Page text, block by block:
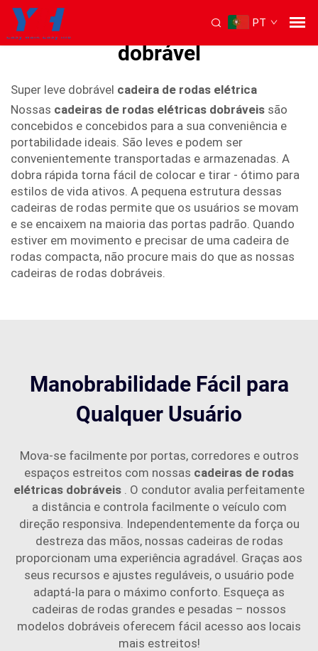
PT
Cadeira de rodas elétrica
dobrável
Super leve dobrável cadeira de rodas elétrica
Nossas cadeiras de rodas elétricas dobráveis são
concebidos e concebidos para a sua conveniência e
portabilidade ideais. São leves e podem ser
convenientemente transportadas e armazenadas. A
dobra rápida torna fácil de colocar e tirar - ótimo para
estilos de vida ativos. A pequena estrutura dessas
cadeiras de rodas permite que os usuários se movam
e se encaixem na maioria das portas padrão. Quando
estiver em movimento e precisar de uma cadeira de
rodas compacta, não procure mais do que as nossas
cadeiras de rodas dobráveis.
Manobrabilidade Fácil para
Qualquer Usuário
Mova-se facilmente por portas, corredores e outros
espaços estreitos com nossas cadeiras de rodas
elétricas dobráveis . O condutor avalia perfeitamente
a distância e controla facilmente o veículo com
direção responsiva. Independentemente da força ou
destreza das mãos, nossas cadeiras de rodas
proporcionam uma experiência agradável. Graças aos
seus recursos e ajustes reguláveis, o usuário pode
adaptá-la para o máximo conforto. Esqueça as
cadeiras de rodas grandes e pesadas – nossos
modelos dobráveis oferecem fácil acesso aos locais
mais estreitos!